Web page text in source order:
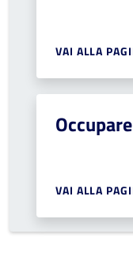
VAI ALLA
VAI ALLA